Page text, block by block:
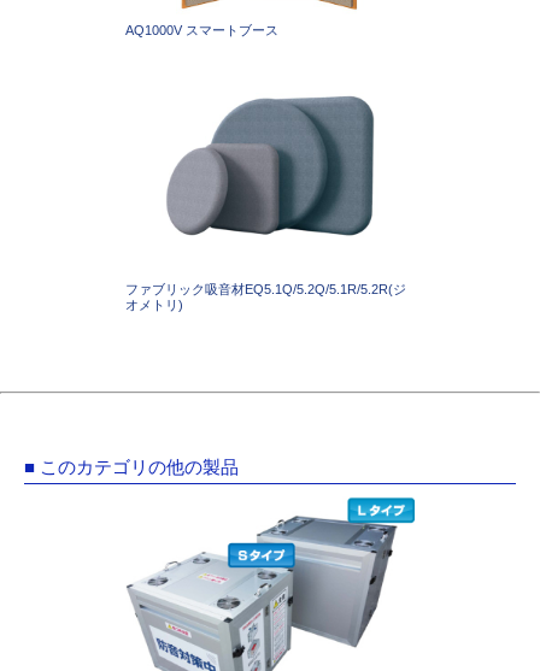
AQ1000V スマートブース
ファブリック吸音材EQ5.1Q/5.2Q/5.1R/5.2R(ジ
オメトリ)
■ このカテゴリの他の製品